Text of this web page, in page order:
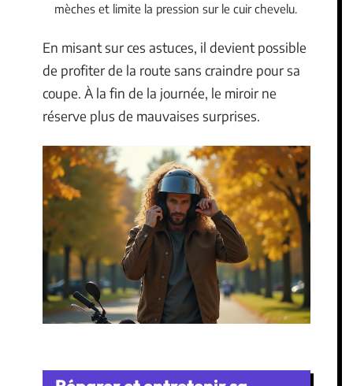
mèches et limite la pression sur le cuir chevelu.
En misant sur ces astuces, il devient possible
de profiter de la route sans craindre pour sa
coupe. À la fin de la journée, le miroir ne
réserve plus de mauvaises surprises.